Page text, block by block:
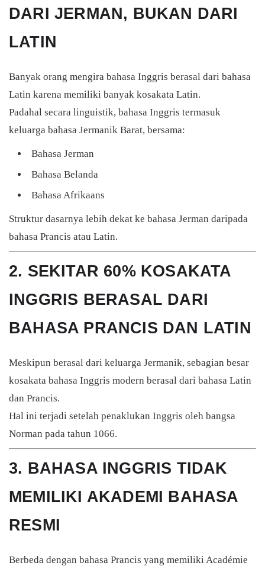
DARI JERMAN, BUKAN DARI
LATIN
Banyak orang mengira bahasa Inggris berasal dari bahasa
Latin karena memiliki banyak kosakata Latin.
Padahal secara linguistik, bahasa Inggris termasuk
keluarga bahasa Jermanik Barat, bersama:
Bahasa Jerman
Bahasa Belanda
Bahasa Afrikaans
Struktur dasarnya lebih dekat ke bahasa Jerman daripada
bahasa Prancis atau Latin.
2. SEKITAR 60% KOSAKATA
INGGRIS BERASAL DARI
BAHASA PRANCIS DAN LATIN
Meskipun berasal dari keluarga Jermanik, sebagian besar
kosakata bahasa Inggris modern berasal dari bahasa Latin
dan Prancis.
Hal ini terjadi setelah penaklukan Inggris oleh bangsa
Norman pada tahun 1066.
3. BAHASA INGGRIS TIDAK
MEMILIKI AKADEMI BAHASA
RESMI
Berbeda dengan bahasa Prancis yang memilikiAcadémie